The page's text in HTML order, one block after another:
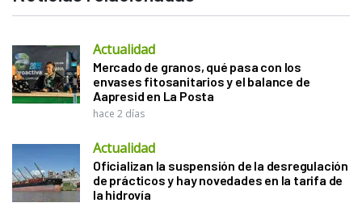
Actualidad
Mercado de granos, qué pasa con los
envases fitosanitarios y el balance de
Aapresid en La Posta
hace 2 días
Actualidad
Oficializan la suspensión de la desregulación
de prácticos y hay novedades en la tarifa de
la hidrovía